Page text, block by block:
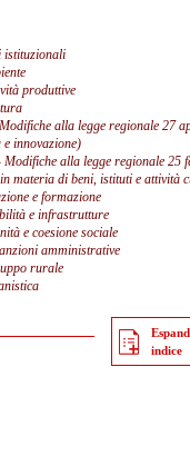
istituzionali
produttive
alla legge regionale 27
innovazione)
Modifiche alla legge regionale 25
materia di beni, istituti e attività
e formazione
e infrastrutture
e coesione sociale
amministrative
rurale
indice